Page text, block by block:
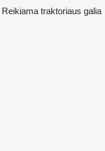
Reikiama traktoriaus galia